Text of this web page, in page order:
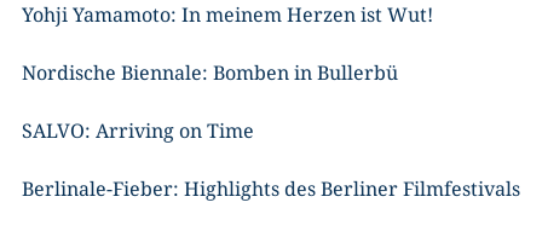
Yohji Yamamoto: In meinem Herzen ist Wut!
Nordische Biennale: Bomben in Bullerbü
SALVO: Arriving on Time
Berlinale-Fieber: Highlights des Berliner Filmfestivals